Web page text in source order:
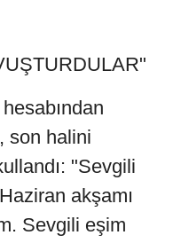
son halini
"Sevgili
akşamı
Sevgili eşim